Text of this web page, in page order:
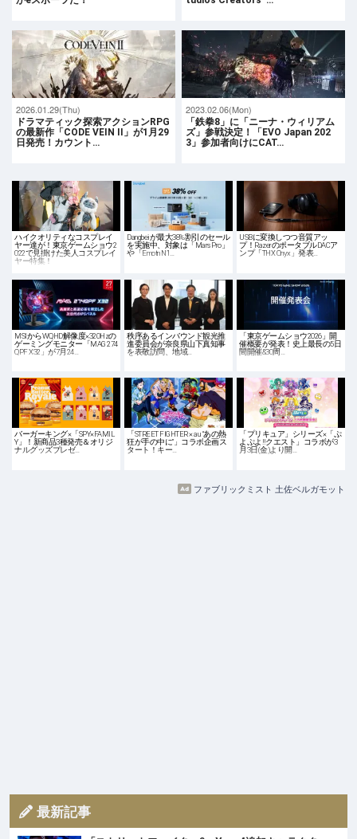
2026.01.29(Thu)
ドラマティック探索アクションRPG
の最新作「CODE VEIN II」が1月29
日発売！カウント…
2023.02.06(Mon)
「鉄拳8」に「ニーナ・ウィリアム
ズ」参戦決定！「EVO Japan 202
3」参加者向けにCAT…
ハイクオリティなコスプレイ
ヤー達が！東京ゲームショウ2
022で見掛けた美人コスプレイ
ヤー特集！
Dangbeiが最大38%割引のセール
を実施中、対象は「Mars Pro」
や「Emotn N1…
USBに変換しつつ音質アッ
プ！RazerのポータブルDACア
ンプ「THX Onyx」発表…
MSIからWQHD解像度×320Hzの
ゲーミングモニター「MAG 274
QPF X32」が7月24…
秩序あるインバウンド観光推
進委員会が奈良県山下真知事
を表敬訪問、地域…
「東京ゲームショウ2026」開
催概要が発表！史上最長の5日
間開催&30周…
バーガーキング×「SPY×FAMIL
Y」！新商品3種発売＆オリジ
ナルグッズプレゼ…
「STREET FIGHTER × au “あの熱
狂が手の中に”」コラボ企画ス
タート！キー…
「プリキュア」シリーズ×「ぷ
よぷよ‼クエスト」コラボが3
月3日(金)より開…
ファブリックミスト 土佐ベルガモット
最新記事